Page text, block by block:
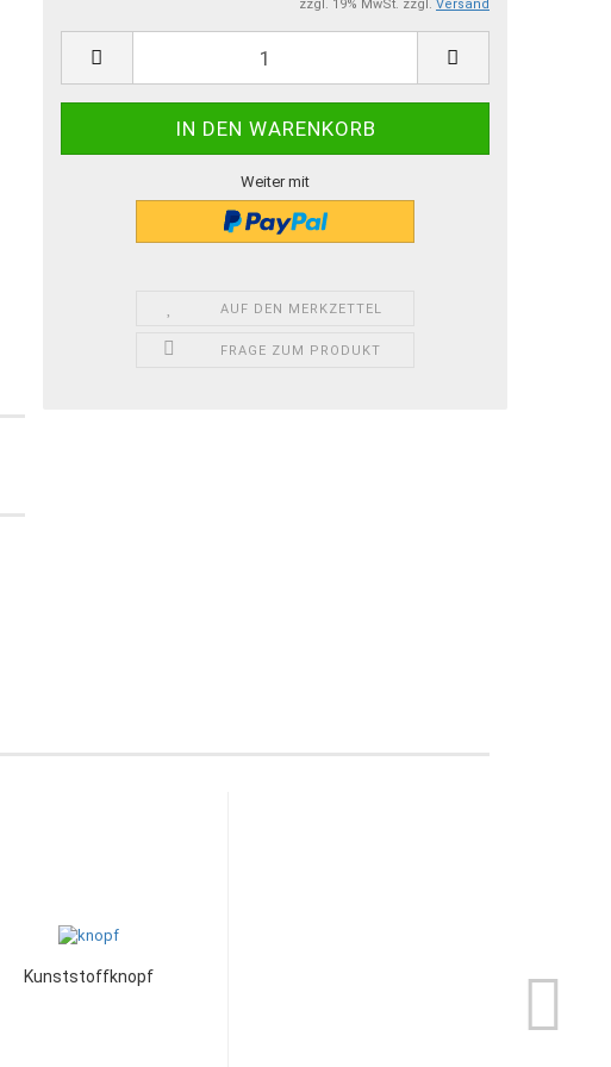
zzgl. 19% MwSt. zzgl. Versand
Weiter mit
AUF DEN MERKZETTEL
FRAGE ZUM PRODUKT
Kunststoffknopf